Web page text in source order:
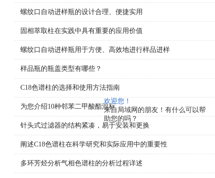
欢迎您！
来自局域网的朋友！有什么可以帮
助您的吗？
螺纹口自动进样瓶的设计合理、便捷实用
固相萃取柱在实践中具有重要的应用价值
螺纹口自动进样瓶用于方便、高效地进行样品进样
样品瓶的瓶盖类型有哪些？
C18色谱柱的选择和使用方法指南
为您介绍10种邻苯二甲酸酯混标
针头式过滤器的结构紧凑，易于安装和更换
阐述C18色谱柱在科学研究和实际应用中的重要性
多环芳烃分析气相色谱柱的分析过程详述